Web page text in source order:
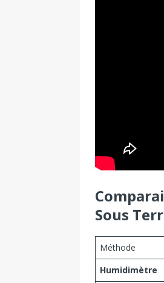
Sous
Méthode
Humidimètre